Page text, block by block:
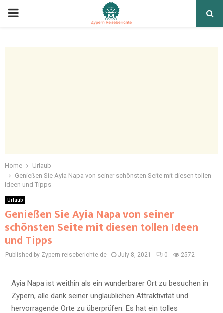
Home
Urlaub
Genießen Sie Ayia Napa von seiner schönsten Seite mit diesen tollen
Ideen und Tipps
Urlaub
Genießen Sie Ayia Napa von seiner
schönsten Seite mit diesen tollen Ideen
und Tipps
Published by Zypern-reiseberichte.de July 8, 2021 0 2572
Ayia Napa ist weithin als ein wunderbarer Ort zu besuchen in
Zypern, alle dank seiner unglaublichen Attraktivität und
hervorragende Orte zu überprüfen. Es hat ein tolles